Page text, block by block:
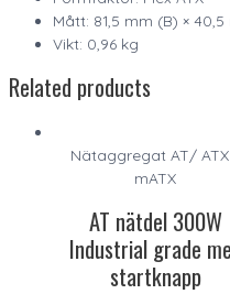
Mått: 81,5 mm (B) ×
Vikt: 0,96 kg
Related products
Nätaggregat AT/
mATX
AT nätdel 300W
Industrial grade
startknapp